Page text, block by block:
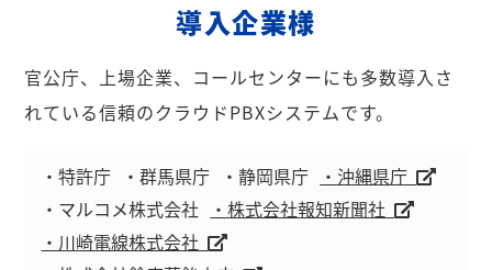
導入企業様
官公庁、上場企業、コールセンターにも多数導入さ
れている信頼のクラウドPBXシステムです。
・特許庁 ・群馬県庁 ・静岡県庁
・沖縄県庁
・マルコメ株式会社
・株式会社報知新聞社
・川崎電線株式会社